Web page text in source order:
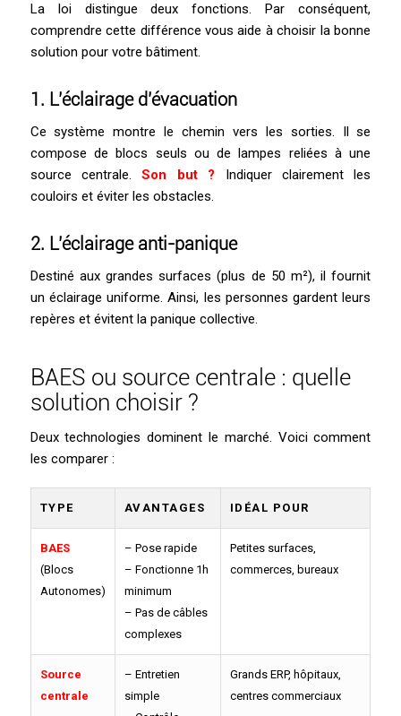
La loi distingue deux fonctions. Par conséquent,
comprendre cette différence vous aide à choisir la bonne
solution pour votre bâtiment.
1. L’éclairage d’évacuation
Ce système montre le chemin vers les sorties. Il se
compose de blocs seuls ou de lampes reliées à une
source centrale.Son but ? Indiquer clairement les
couloirs et éviter les obstacles.
2. L’éclairage anti-panique
Destiné aux grandes surfaces (plus de 50 m²), il fournit
un éclairage uniforme. Ainsi, les personnes gardent leurs
repères et évitent la panique collective.
BAES ou source centrale : quelle
solution choisir ?
Deux technologies dominent le marché. Voici comment
les comparer :
TYPE AVANTAGES IDÉAL POUR
BAES
(Blocs
Autonomes)
– Pose rapide
– Fonctionne 1h
minimum
– Pas de câbles
complexes
Petites surfaces,
commerces, bureaux
Source
centrale
– Entretien
simple
Grands ERP, hôpitaux,
centres commerciaux